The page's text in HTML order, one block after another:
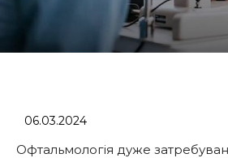
06.03.2024
Офтальмологія дуже